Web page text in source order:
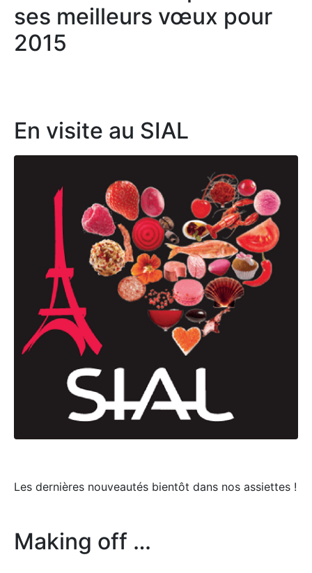
ses meilleurs vœux pour
2015
En visite au SIAL
Les dernières nouveautés bientôt dans nos assiettes !
Making off …